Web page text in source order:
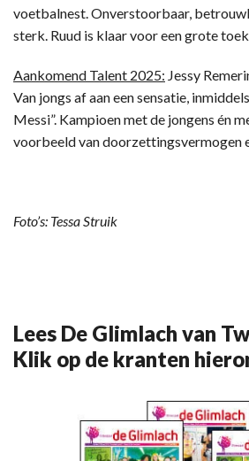
voetbalnest. Onverstoorbaar,
sterk. Ruud is klaar voor een grote
Aankomend Talent 2025: Jessy
Van jongs af aan een sensatie,
Messi”. Kampioen met de jongens én
voorbeeld van doorzettingsvermogen
Foto’s: Tessa Struik
Lees De Glimlach van
Klik op de kranten